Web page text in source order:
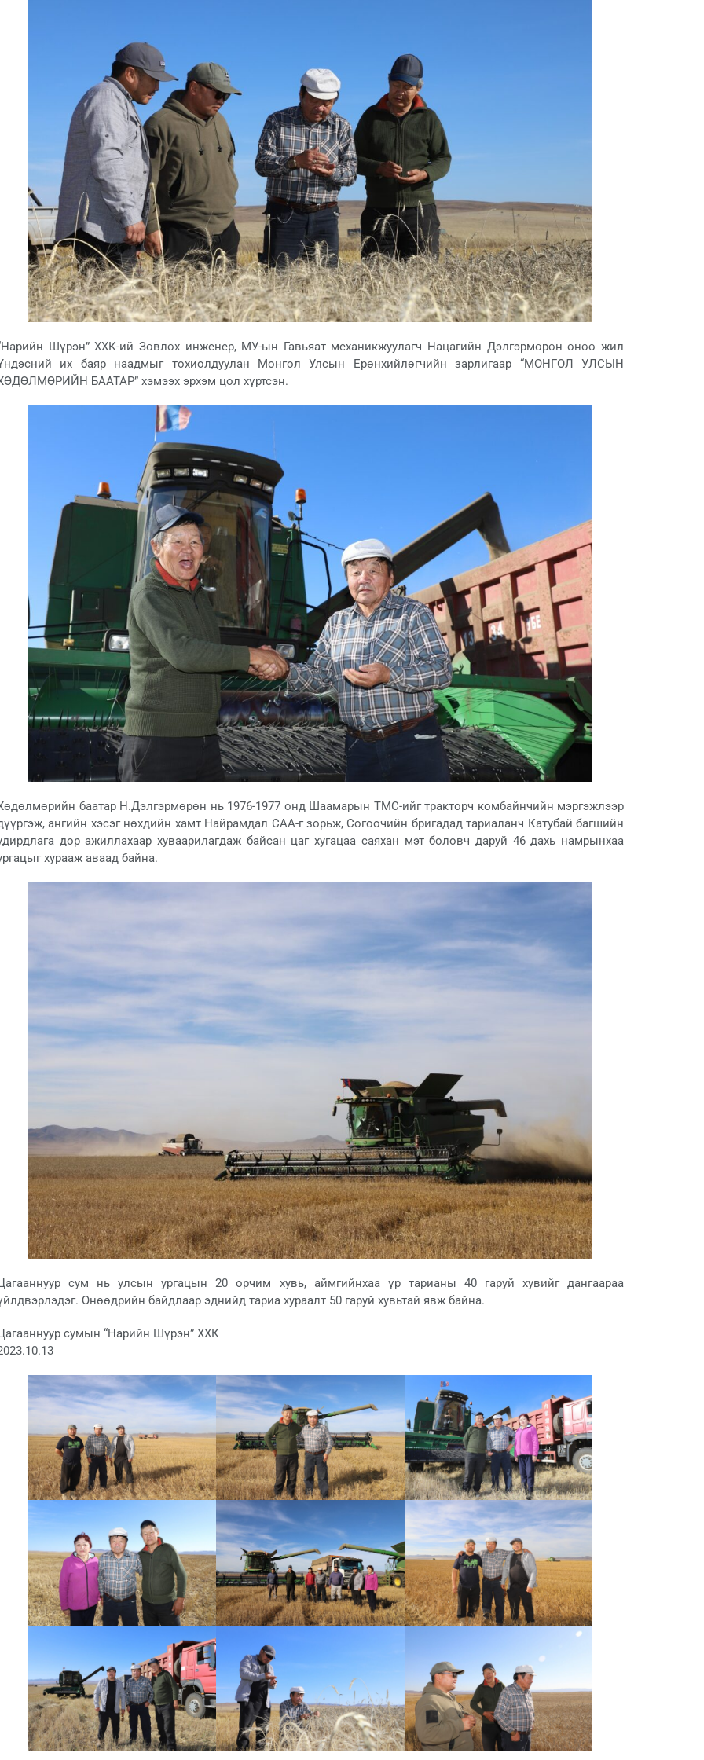
Шүрэн” ХХК-ий Зөвлөх инженер, МУ-ын Гавьяат механикжуулагч Нацагийн Дэлгэрмөрөн өнөө жил
их баяр наадмыг тохиолдуулан Монгол Улсын Ерөнхийлөгчийн зарлигаар “МОНГОЛ УЛСЫН
БААТАР” хэмээх эрхэм цол хүртсэн.
баатар Н.Дэлгэрмөрөн нь 1976-1977 онд Шаамарын ТМС-ийг тракторч комбайнчийн мэргэжлээр
ангийн хэсэг нөхдийн хамт Найрамдал САА-г зорьж, Согоочийн бригадад тариаланч Катубай багшийн
дор ажиллахаар хуваарилагдаж байсан цаг хугацаа саяхан мэт боловч даруй 46 дахь намрынхаа
хурааж аваад байна.
сум нь улсын ургацын 20 орчим хувь, аймгийнхаа үр тарианы 40 гаруй хувийг дангаараа
Өнөөдрийн байдлаар эднийд тариа хураалт 50 гаруй хувьтай явж байна.
сумын “Нарийн Шүрэн” ХХК